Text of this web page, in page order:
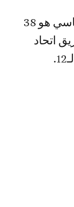
وأصبح رصيد فريق المغرب الفاسي هو 38
اتحاد